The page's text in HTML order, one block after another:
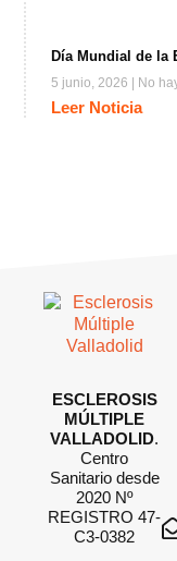
Día Mundial de la
5 junio, 2026 No
Leer Noticia
ESCLEROSIS
MÚLTIPLE
VALLADOLID.
Centro
Sanitario desde
2020 Nº
REGISTRO 47-
C3-0382